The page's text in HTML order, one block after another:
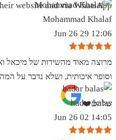
website and via WhatsApp
Mohammad Khalaf
12:06 29 Jun 26
מרוצה מאוד מהשירות של מיכאל
וסופר איכותית, ושלא נדבר על
שלהם❤️
hadar balas
14:05 02 Jun 26